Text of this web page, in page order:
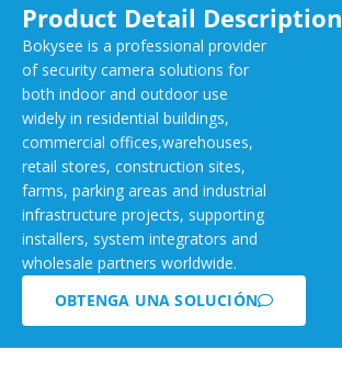
Product Detail Description
Bokysee is a professional provider
of security camera solutions for
both indoor and outdoor use
widely in residential buildings,
commercial offices,warehouses,
retail stores, construction sites,
farms, parking areas and industrial
infrastructure projects, supporting
installers, system integrators and
wholesale partners worldwide.
OBTENGA UNA SOLUCIÓN